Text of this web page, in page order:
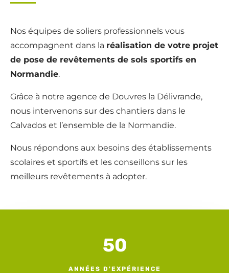
Nos équipes de soliers professionnels vous
accompagnent dans la réalisation de votre projet
de pose de revêtements de sols sportifs en
Normandie.
Grâce à notre agence de Douvres la Délivrande,
nous intervenons sur des chantiers dans le
Calvados et l’ensemble de la Normandie.
Nous répondons aux besoins des établissements
scolaires et sportifs et les conseillons sur les
meilleurs revêtements à adopter.
50
ANNÉES D'EXPÉRIENCE